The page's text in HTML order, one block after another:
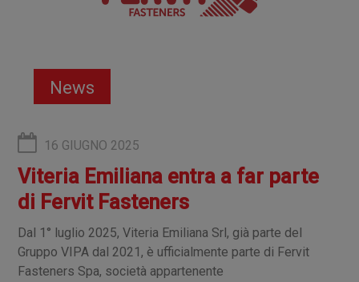
16 GIUGNO 2025
News
Viteria Emiliana entra a far parte
di Fervit Fasteners
Dal 1° luglio 2025, Viteria Emiliana Srl, già parte del
Gruppo VIPA dal 2021, è ufficialmente parte di Fervit
Fasteners Spa, società appartenente